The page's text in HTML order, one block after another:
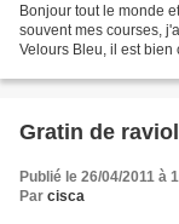
Bonjour tout le monde
souvent mes courses,
Velours Bleu, il est bien
Gratin de
Publié le 26/04/2011 à
Par cisca